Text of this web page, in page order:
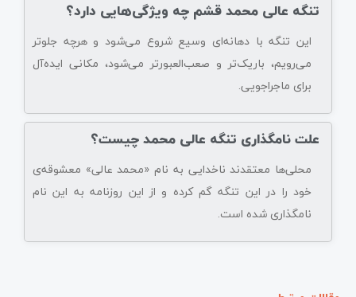
تنگه عالی محمد قشم چه ویژگی‌هایی دارد؟
این تنگه با دهانه‌ای وسیع شروع می‌شود و هرچه جلوتر
می‌رویم، باریک‌تر و صعب‌العبورتر می‌شود، مکانی ایده‌آل
برای ماجراجویی.
علت نامگذاری تنگه عالی محمد چیست؟
محلی‌ها معتقدند ناخدایی به نام «محمد عالی» معشوقه‌ی
خود را در این تنگه گم کرده و از این روزنامه به این نام
نامگذاری شده است.